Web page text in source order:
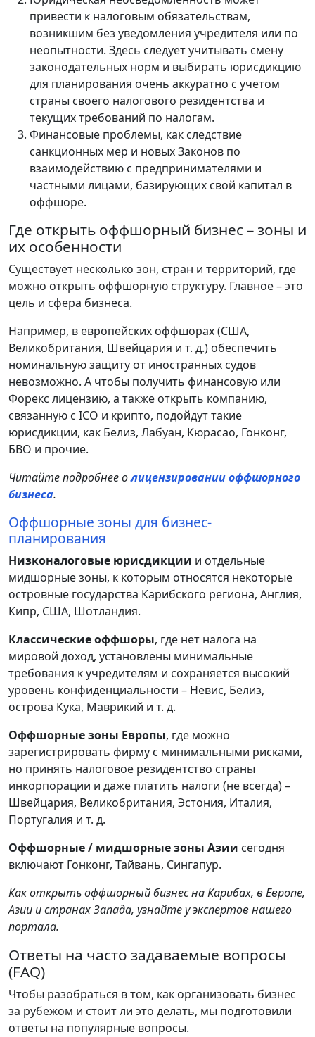
привести к налоговым обязательствам,
возникшим без уведомления учредителя или по
неопытности. Здесь следует учитывать смену
законодательных норм и выбирать юрисдикцию
для планирования очень аккуратно с учетом
страны своего налогового резидентства и
текущих требований по налогам.
Финансовые проблемы, как следствие
санкционных мер и новых Законов по
взаимодействию с предпринимателями и
частными лицами, базирующих свой капитал в
оффшоре.
Где открыть оффшорный бизнес – зоны и
их особенности
Существует несколько зон, стран и территорий, где
можно открыть оффшорную структуру. Главное – это
цель и сфера бизнеса.
Например, в европейских оффшорах (США,
Великобритания, Швейцария и т. д.) обеспечить
номинальную защиту от иностранных судов
невозможно. А чтобы получить финансовую или
Форекс лицензию, а также открыть компанию,
связанную с ICO и крипто, подойдут такие
юрисдикции, как Белиз, Лабуан, Кюрасао, Гонконг,
БВО и прочие.
Читайте подробнее олицензировании оффшорного
бизнеса.
Оффшорные зоны для бизнес-
планирования
Низконалоговые юрисдикции и отдельные
мидшорные зоны, к которым относятся некоторые
островные государства Карибского региона, Англия,
Кипр, США, Шотландия.
Классические оффшоры, где нет налога на
мировой доход, установлены минимальные
требования к учредителям и сохраняется высокий
уровень конфиденциальности – Невис, Белиз,
острова Кука, Маврикий и т. д.
Оффшорные зоны Европы, где можно
зарегистрировать фирму с минимальными рисками,
но принять налоговое резидентство страны
инкорпорации и даже платить налоги (не всегда) –
Швейцария, Великобритания, Эстония, Италия,
Португалия и т. д.
Оффшорные / мидшорные зоны Азии сегодня
включают Гонконг, Тайвань, Сингапур.
Как открыть оффшорный бизнес на Карибах, в Европе,
Азии и странах Запада, узнайте у экспертов нашего
портала.
Ответы на часто задаваемые вопросы
(FAQ)
Чтобы разобраться в том, как организовать бизнес
за рубежом и стоит ли это делать, мы подготовили
ответы на популярные вопросы.